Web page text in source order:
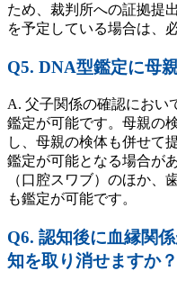
ため、裁判所への証拠提
を予定している場合は、
Q5. DNA型鑑定に母
A. 父子関係の確認におい
鑑定が可能です。母親の
し、母親の検体も併せて
鑑定が可能となる場合が
（口腔スワブ）のほか、
も鑑定が可能です。
Q6. 認知後に血縁関
知を取り消せますか？